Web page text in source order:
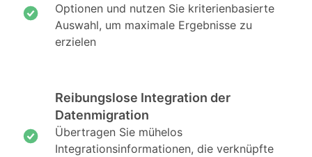
Optionen und nutzen Sie kriterienbasierte
Auswahl, um maximale Ergebnisse zu
erzielen
Reibungslose Integration der
Datenmigration
Übertragen Sie mühelos
Integrationsinformationen, die verknüpfte